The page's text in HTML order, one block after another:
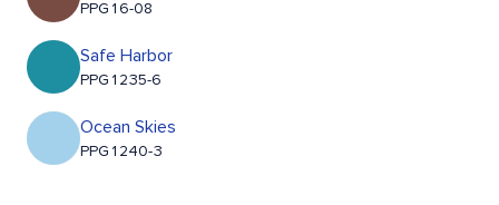
PPG16-08
Safe Harbor
PPG1235-6
Ocean Skies
PPG1240-3